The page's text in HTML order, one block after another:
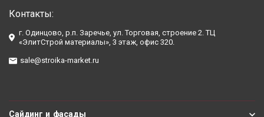
Контакты:
г. Одинцово, р.п. Заречье, ул. Торговая, строение 2. ТЦ
«ЭлитСтрой материалы», 3 этаж, офис 320.
sale@stroika-market.ru
Сайдинг и фасады